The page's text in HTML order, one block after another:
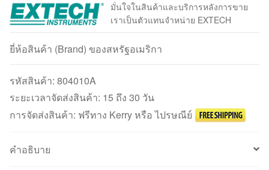
มั่นใจในสินค้าและบริการหลังการขาย
เราเป็นตัวแทนจำหน่าย EXTECH
ยี่ห้อสินค้า (Brand) ของสหรัฐอเมริกา
รหัสสินค้า: 804010A
ระยะเวลาจัดส่งสินค้า: 15 ถึง 30 วัน
การจัดส่งสินค้า: ฟรีทาง Kerry หรือ ไปรษณีย์
คำอธิบาย